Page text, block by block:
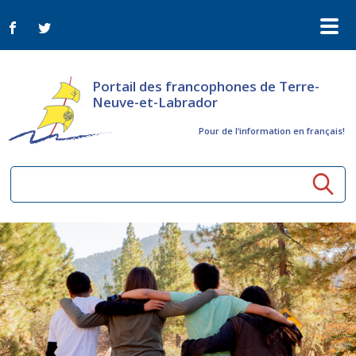
Portail des francophones de Terre-
Neuve-et-Labrador
Pour de l‘information en français!
Ressources communautaires
Aînés
Activités à distance
ConnectAînés
Arts et culture
Appels d'offres du secteur culturel
Plan de Développement Global
Organismes
Nouvelles
Bulletin Le FrancoTNL